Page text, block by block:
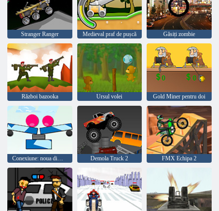
Stranger Ranger Medieval praf de pușcă Găsiți zombie
Război bazooka Ursul volei Gold Miner pentru doi
Conexiune: noua dimensiune Demola Truck 2 FMX Echipa 2